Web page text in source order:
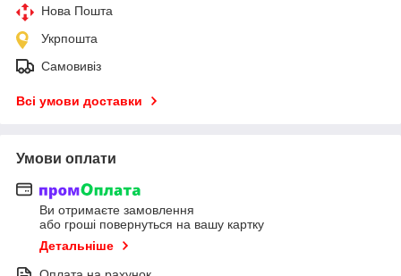
Нова Пошта
Укрпошта
Самовивіз
Всі умови доставки
Умови оплати
Ви отримаєте замовлення
або гроші повернуться на вашу картку
Детальніше